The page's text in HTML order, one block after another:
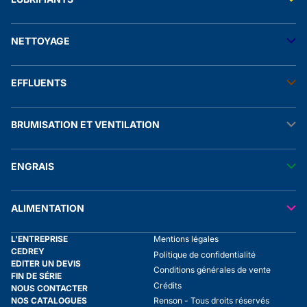
Raccords et autres accessoires
Stockage adblue®
Stockage lubrifiants
NETTOYAGE
Nhp eau chaude
Aspirateurs
Accessoires nhp
EFFLUENTS
Malaxage lisier
Pompes et accessoires lisier
Séparation lisier
BRUMISATION ET VENTILATION
Ventilation
ENGRAIS
ALIMENTATION
Transfert liquide alimentaire
Stockage liquide alimentaire
Tuyaux
L'ENTREPRISE
CEDREY
EDITER UN DEVIS
FIN DE SÉRIE
NOUS CONTACTER
NOS CATALOGUES
Mentions légales
Politique de confidentialité
Conditions générales de vente
Crédits
Renson - Tous droits réservés